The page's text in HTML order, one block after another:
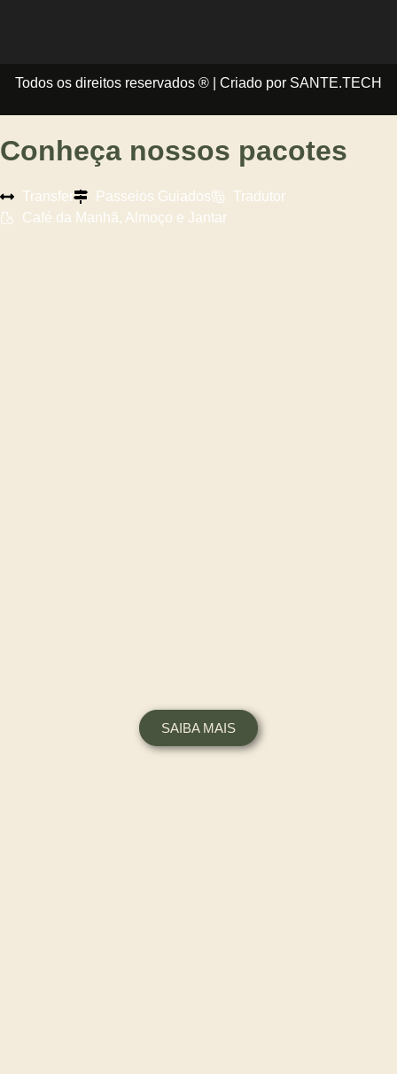
Todos os direitos reservados ® | Criado por SANTE.TECH
Conheça nossos pacotes
Transfer Passeios Guiados
Tradutor
Café da Manhã, Almoço e Jantar
SAIBA MAIS